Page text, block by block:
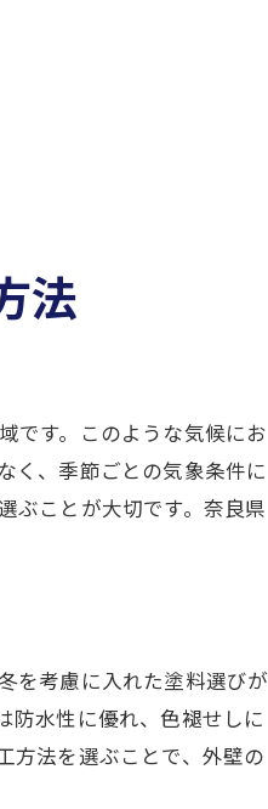
法
です。このような気候にお
く、季節ごとの気象条件に
ぶことが大切です。奈良県
を考慮に入れた塗料選びが
防水性に優れ、色褪せしに
方法を選ぶことで、外壁の